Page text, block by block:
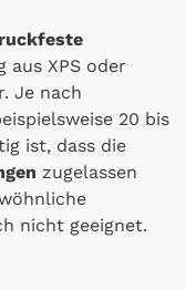
aus XPS oder
Je nach
20 bis
ist, dass die
zugelassen
nicht geeignet.